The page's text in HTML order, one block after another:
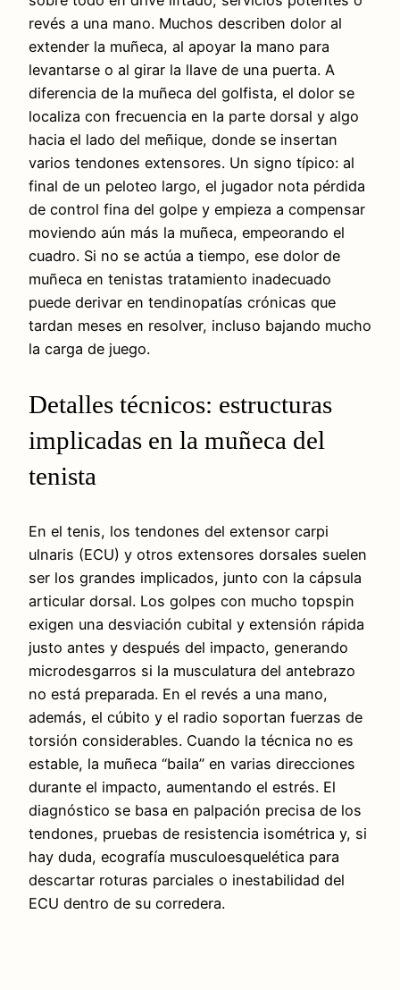
revés a una mano. Muchos describen dolor al
extender la muñeca, al apoyar la mano para
levantarse o al girar la llave de una puerta. A
diferencia de la muñeca del golfista, el dolor se
localiza con frecuencia en la parte dorsal y algo
hacia el lado del meñique, donde se insertan
varios tendones extensores. Un signo típico: al
final de un peloteo largo, el jugador nota pérdida
de control fina del golpe y empieza a compensar
moviendo aún más la muñeca, empeorando el
cuadro. Si no se actúa a tiempo, ese dolor de
muñeca en tenistas tratamiento inadecuado
puede derivar en tendinopatías crónicas que
tardan meses en resolver, incluso bajando mucho
la carga de juego.
Detalles técnicos: estructuras
implicadas en la muñeca del
tenista
En el tenis, los tendones del extensor carpi
ulnaris (ECU) y otros extensores dorsales suelen
ser los grandes implicados, junto con la cápsula
articular dorsal. Los golpes con mucho topspin
exigen una desviación cubital y extensión rápida
justo antes y después del impacto, generando
microdesgarros si la musculatura del antebrazo
no está preparada. En el revés a una mano,
además, el cúbito y el radio soportan fuerzas de
torsión considerables. Cuando la técnica no es
estable, la muñeca “baila” en varias direcciones
durante el impacto, aumentando el estrés. El
diagnóstico se basa en palpación precisa de los
tendones, pruebas de resistencia isométrica y, si
hay duda, ecografía musculoesquelética para
descartar roturas parciales o inestabilidad del
ECU dentro de su corredera.